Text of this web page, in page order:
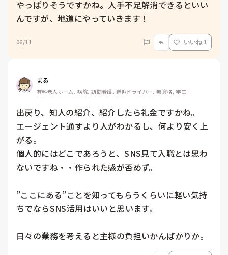
やっぱりそうですかね。人手不足解消できるといい
んですが、地道にやっていきます！
06/11 いいね 1
まる
有料老人ホーム, 病院, 訪問看護, 送迎ドライバー, 無資格, 学生
出戻り、知人の紹介、紹介したら礼金ですかね。
エージェント通すより人がわかるし、何より安く上
がる。
個人的にはどこであろうと、SNS見て入職とは思わ
ないですね・・作られた感が否めず。
”ここにある”ことを知ってもらうくらいに軽い気持
ちでならSNS活用はいいと思います。
日々の業務を考えると主様の負担いかんばかりか。